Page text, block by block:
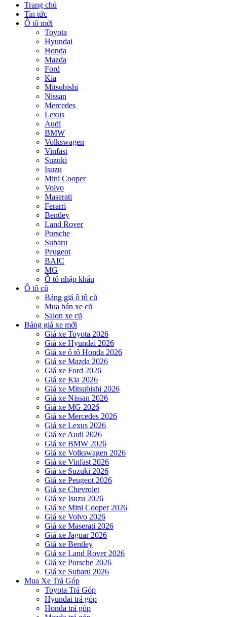
Trang chủ
Tin tức
Ô tô mới
Toyota
Hyundai
Honda
Mazda
Ford
Kia
Mitsubishi
Nissan
Mercedes
Lexus
Audi
BMW
Volkswagen
Vinfast
Suzuki
Isuzu
Mini Cooper
Volvo
Maserati
Ferarri
Bentley
Land Rover
Porsche
Subaru
Peugeot
BAIC
MG
Ô tô nhập khẩu
Ô tô cũ
Bảng giá ô tô cũ
Mua bán xe cũ
Salon xe cũ
Bảng giá xe mới
Giá xe Toyota 2026
Giá xe Hyundai 2026
Giá xe ô tô Honda 2026
Giá xe Mazda 2026
Giá xe Ford 2026
Giá xe Kia 2026
Giá xe Mitsubishi 2026
Giá xe Nissan 2026
Giá xe MG 2026
Giá xe Mercedes 2026
Giá xe Lexus 2026
Giá xe Audi 2026
Giá xe BMW 2026
Giá xe Volkswagen 2026
Giá xe Vinfast 2026
Giá xe Suzuki 2026
Giá xe Peugeot 2026
Giá xe Chevrolet
Giá xe Isuzu 2026
Giá xe Mini Cooper 2026
Giá xe Volvo 2026
Giá xe Maserati 2026
Giá xe Jaguar 2026
Giá xe Bentley
Giá xe Land Rover 2026
Giá xe Porsche 2026
Giá xe Subaru 2026
Mua Xe Trả Góp
Toyota Trả Góp
Hyundai trả góp
Honda trả góp